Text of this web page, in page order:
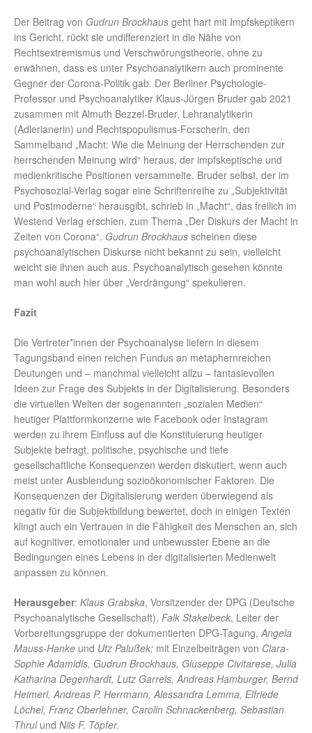
Der Beitrag von Gudrun Brockhaus geht hart mit Impfskeptikern
ins Gericht, rückt sie undifferenziert in die Nähe von
Rechtsextremismus und Verschwörungstheorie, ohne zu
erwähnen, dass es unter Psychoanalytikern auch prominente
Gegner der Corona-Politik gab. Der Berliner Psychologie-
Professor und Psychoanalytiker Klaus-Jürgen Bruder gab 2021
zusammen mit Almuth Bezzel-Bruder, Lehranalytikerin
(Adlerianerin) und Rechtspopulismus-Forscherin, den
Sammelband „Macht: Wie die Meinung der Herrschenden zur
herrschenden Meinung wird“ heraus, der impfskeptische und
medienkritische Positionen versammelte. Bruder selbst, der im
Psychosozial-Verlag sogar eine Schriftenreihe zu „Subjektivität
und Postmoderne“ herausgibt, schrieb in „Macht“, das freilich im
Westend Verlag erschien, zum Thema „Der Diskurs der Macht in
Zeiten von Corona“. Gudrun Brockhaus scheinen diese
psychoanalytischen Diskurse nicht bekannt zu sein, vielleicht
weicht sie ihnen auch aus. Psychoanalytisch gesehen könnte
man wohl auch hier über „Verdrängung“ spekulieren.
Fazit
Die Vertreter*innen der Psychoanalyse liefern in diesem
Tagungsband einen reichen Fundus an metaphernreichen
Deutungen und – manchmal vielleicht allzu – fantasievollen
Ideen zur Frage des Subjekts in der Digitalisierung. Besonders
die virtuellen Welten der sogenannten „sozialen Medien“
heutiger Plattformkonzerne wie Facebook oder Instagram
werden zu ihrem Einfluss auf die Konstituierung heutiger
Subjekte befragt, politische, psychische und tiefe
gesellschaftliche Konsequenzen werden diskutiert, wenn auch
meist unter Ausblendung sozioökonomischer Faktoren. Die
Konsequenzen der Digitalisierung werden überwiegend als
negativ für die Subjektbildung bewertet, doch in einigen Texten
klingt auch ein Vertrauen in die Fähigkeit des Menschen an, sich
auf kognitiver, emotionaler und unbewusster Ebene an die
Bedingungen eines Lebens in der digitalisierten Medienwelt
anpassen zu können.
Herausgeber: Klaus Grabska, Vorsitzender der DPG (Deutsche
Psychoanalytische Gesellschaft), Falk Stakelbeck, Leiter der
Vorbereitungsgruppe der dokumentierten DPG-Tagung,Angela
Mauss-Hanke und Utz Palußek; mit Einzelbeiträgen von Clara-
Sophie Adamidis, Gudrun Brockhaus, Giuseppe Civitarese, Julia
Katharina Degenhardt, Lutz Garrels, Andreas Hamburger, Bernd
Heimerl, Andreas P. Herrmann, Alessandra Lemma, Elfriede
Löchel, Franz Oberlehner, Carolin Schnackenberg, Sebastian
Thrulund Nils F. Töpfer.